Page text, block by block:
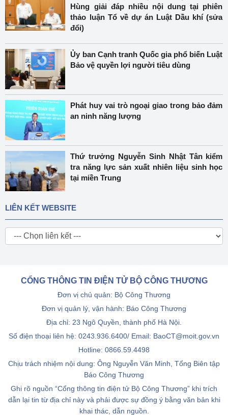
Hùng giải đáp nhiều nội dung tại phiên
thảo luận Tổ về dự án Luật Dầu khí (sửa
đổi)
Ủy ban Cạnh tranh Quốc gia phổ biến Luật
Bảo vệ quyền lợi người tiêu dùng
Phát huy vai trò ngoại giao trong bảo đảm
an ninh năng lượng
Thứ trưởng Nguyễn Sinh Nhật Tân kiểm
tra năng lực sản xuất nhiên liệu sinh học
tại miền Trung
LIÊN KẾT WEBSITE
CỔNG THÔNG TIN ĐIỆN TỬ BỘ CÔNG THƯƠNG
Đơn vị chủ quản: Bộ Công Thương
Đơn vị quản lý, vận hành: Báo Công Thương
Địa chỉ: 23 Ngô Quyền, thành phố Hà Nội.
Số điện thoại liên hệ: 0243.936.6400/ Email: BaoCT@moit.gov.vn
Hotline: 0866.59.4498
Chịu trách nhiệm nội dung: Ông Nguyễn Văn Minh, Tổng Biên tập
Báo Công Thương
Ghi rõ nguồn “Cổng thông tin điện tử Bộ Công Thương” khi trích
dẫn lại tin từ địa chỉ này và phải được sự đồng ý bằng văn bản khi
khai thác, dẫn nguồn.